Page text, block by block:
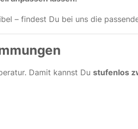
– findest Du bei uns die
Damit kannst Du stufenlos